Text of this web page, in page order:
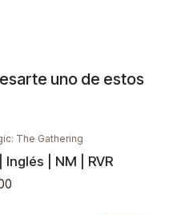
uno de estos
The Gathering
Inglés | NM | RVR